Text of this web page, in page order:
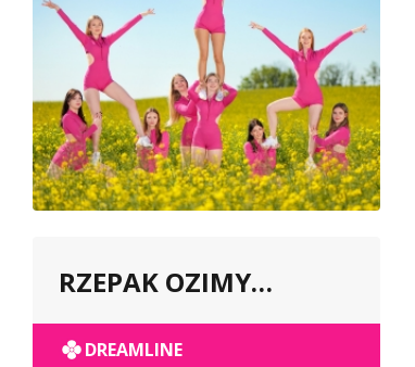
RZEPAK OZIMY
POPULACYJNY
DREAMLINE